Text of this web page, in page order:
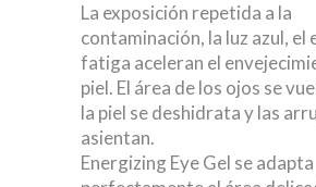
La exposición repetida a la
contaminación, la luz azul, el
fatiga aceleran el
piel. El área de los ojos se
la piel se deshidrata y las
asientan.
Energizing Eye Gel se adapta